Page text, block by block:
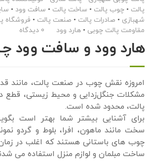
پالت • چوب پالت • ساخت پالت • سافت وود •
شهبازی • صادرات پالت • صنعت پالت • فروشگاه
مقاومت پالت چوبی • هارد وود 0 دیدگاه
هارد وود و سافت وود
امروزه نقش چوب در صنعت پالت، مانند
مشکلات جنگل‌زدایی و محیط زیستی، قطع
پالت، محدود شده است.
برای آشنایی بیشتر شما بهتر است
سخت مانند ماهون، افرا، بلوط و گردو
چوب های باستانی هستند که اغلب در
ساخت مبلمان و لوازم منزل استفاده می